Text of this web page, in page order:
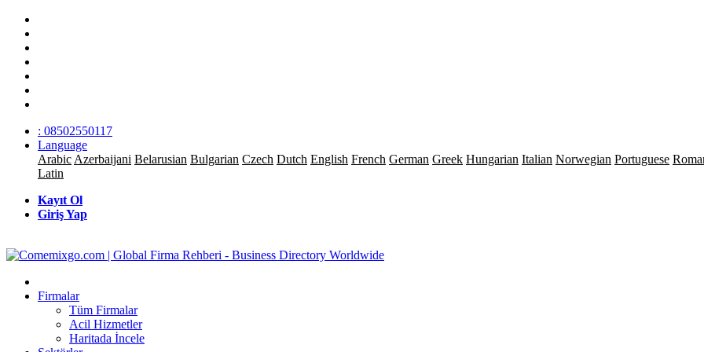
: 08502550117
Language
Arabic Azerbaijani Belarusian Bulgarian Czech Dutch English French German Greek Hungarian Italian Norwegian Portuguese
Latin
Kayıt Ol
Giriş Yap
Firmalar
Tüm Firmalar
Acil Hizmetler
Haritada İncele